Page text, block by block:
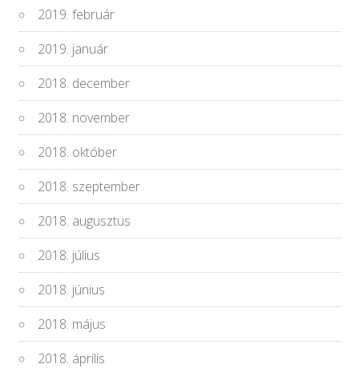
2019. február
2019. január
2018. december
2018. november
2018. október
2018. szeptember
2018. augusztus
2018. július
2018. június
2018. május
2018. április